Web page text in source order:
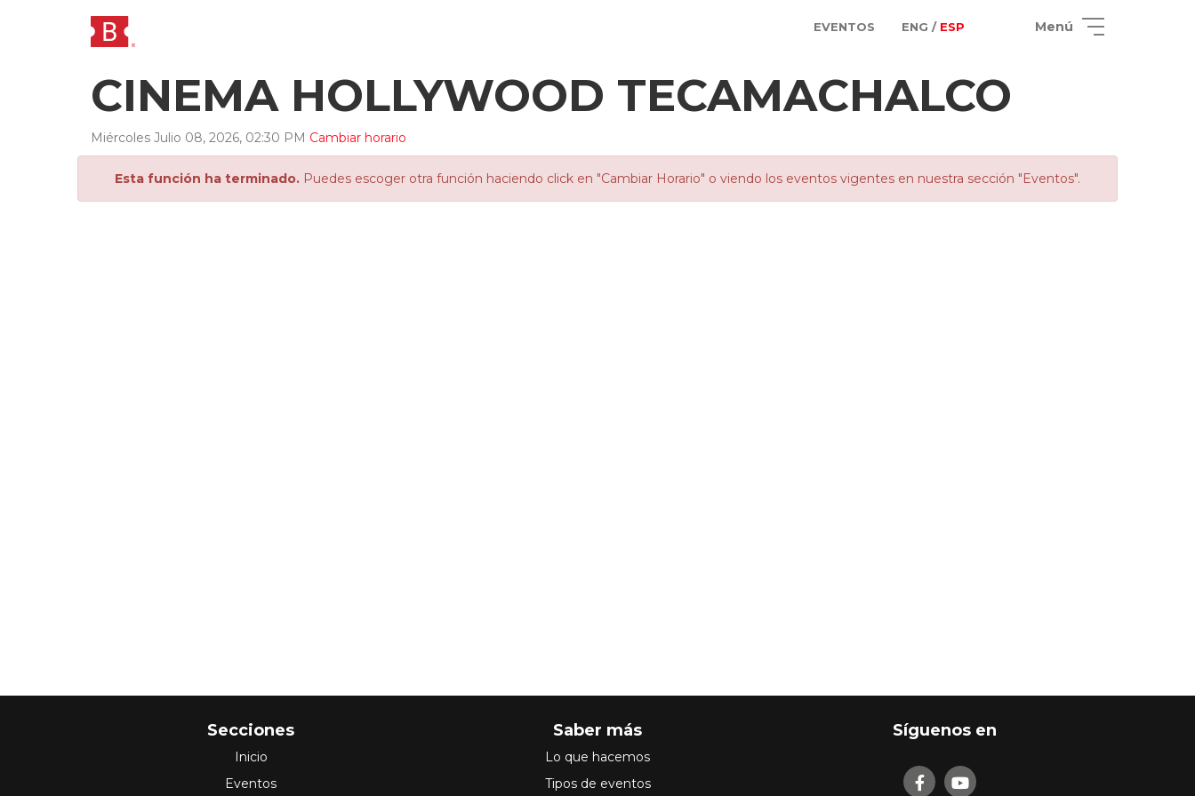
EVENTOS ENG / ESP Menú
CINEMA HOLLYWOOD TECAMACHALCO
Miércoles Julio 08, 2026, 02:30 PM Cambiar horario
Esta función ha terminado. Puedes escoger otra función haciendo click en "Cambiar Horario" o viendo los eventos vigentes en nuestra sección "Eventos".
Secciones
Inicio
Eventos
Saber más
Lo que hacemos
Tipos de eventos
Síguenos en